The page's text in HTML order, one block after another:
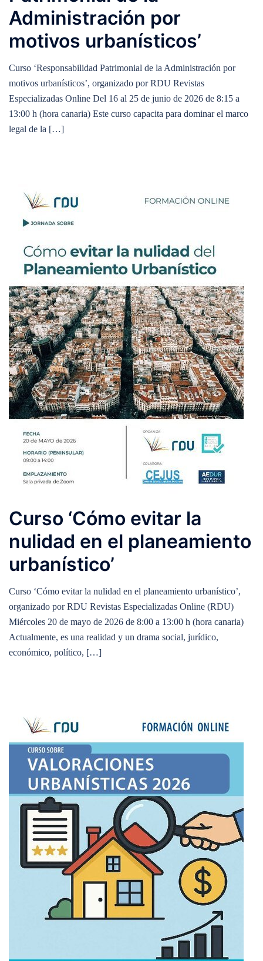
Administración por
motivos urbanísticos’
Curso ‘Responsabilidad Patrimonial de la Administración por
motivos urbanísticos’, organizado por RDU Revistas
Especializadas Online Del 16 al 25 de junio de 2026 de 8:15 a
13:00 h (hora canaria) Este curso capacita para dominar el marco
legal de la […]
Curso ‘Cómo evitar la
nulidad en el planeamiento
urbanístico’
Curso ‘Cómo evitar la nulidad en el planeamiento urbanístico’,
organizado por RDU Revistas Especializadas Online (RDU)
Miércoles 20 de mayo de 2026 de 8:00 a 13:00 h (hora canaria)
Actualmente, es una realidad y un drama social, jurídico,
económico, político, […]